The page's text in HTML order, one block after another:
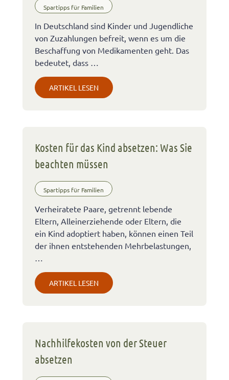
Spartipps für Familien
In Deutschland sind Kinder und Jugendliche
von Zuzahlungen befreit, wenn es um die
Beschaffung von Medikamenten geht. Das
bedeutet, dass …
ARTIKEL LESEN
Kosten für das Kind absetzen: Was Sie
beachten müssen
Spartipps für Familien
Verheiratete Paare, getrennt lebende
Eltern, Alleinerziehende oder Eltern, die
ein Kind adoptiert haben, können einen Teil
der ihnen entstehenden Mehrbelastungen,
ARTIKEL LESEN
Nachhilfekosten von der Steuer
absetzen